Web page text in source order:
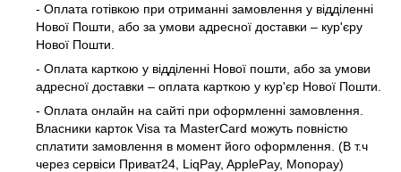
- Оплата готівкою при отриманні замовлення у відділенні
Нової Пошти, або за умови адресної доставки – кур'єру
Нової Пошти.
- Оплата карткою у відділенні Нової пошти, або за умови
адресної доставки – оплата карткою у кур'єр Нової Пошти.
- Оплата онлайн на сайті при оформленні замовлення.
Власники карток Visa та MasterCard можуть повністю
сплатити замовлення в момент його оформлення. (В т.ч
через сервіси Приват24, LiqPay, ApplePay, Monopay)